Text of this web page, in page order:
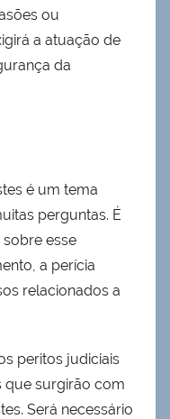
ou
a atuação de
da
é um tema
perguntas. É
esse
a perícia
relacionados a
peritos judiciais
que surgirão com
Será necessário